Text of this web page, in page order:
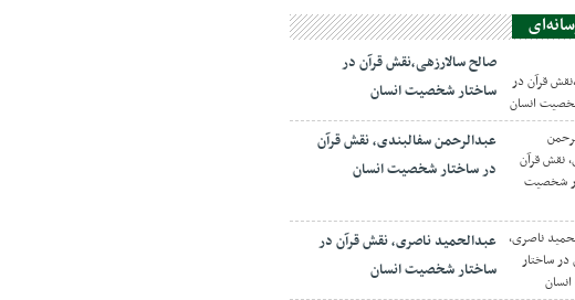
صالح سالارزهی،‌نقش قرآن در
ساختار شخصیت انسان
عبدالرحمن سفالبندی، نقش قرآن
در ساختار شخصیت انسان
عبدالحمید ناصری، نقش قرآن در
ساختار شخصیت انسان